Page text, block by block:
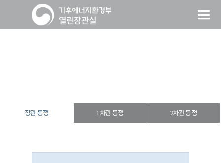
장관 동정 1차관 동정 2차관 동정